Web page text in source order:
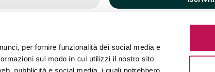
per fornire funzionalità dei social media e
sul modo in cui utilizzi il nostro sito